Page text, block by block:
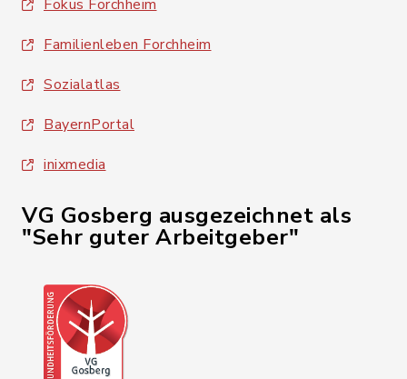
Fokus Forchheim
Familienleben Forchheim
Sozialatlas
BayernPortal
inixmedia
VG Gosberg ausgezeichnet als
"Sehr guter Arbeitgeber"